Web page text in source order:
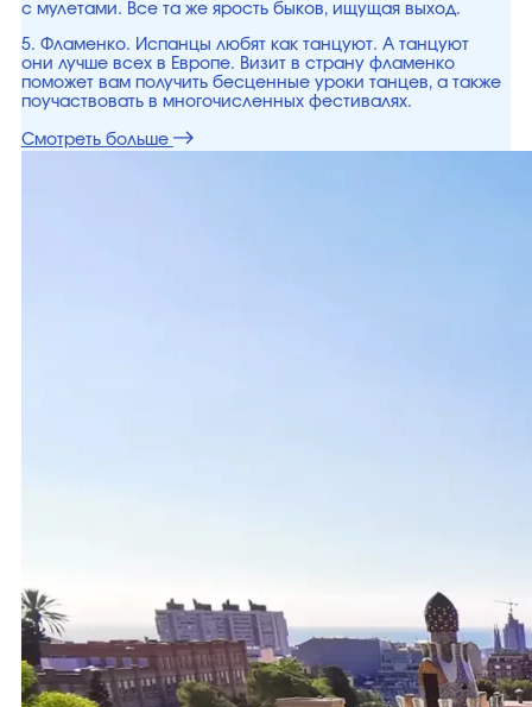
с мулетами. Все та же ярость быков, ищущая выход.
5. Фламенко. Испанцы любят как танцуют. А танцуют
они лучше всех в Европе. Визит в страну фламенко
поможет вам получить бесценные уроки танцев, а также
поучаствовать в многочисленных фестивалях.
Смотреть больше